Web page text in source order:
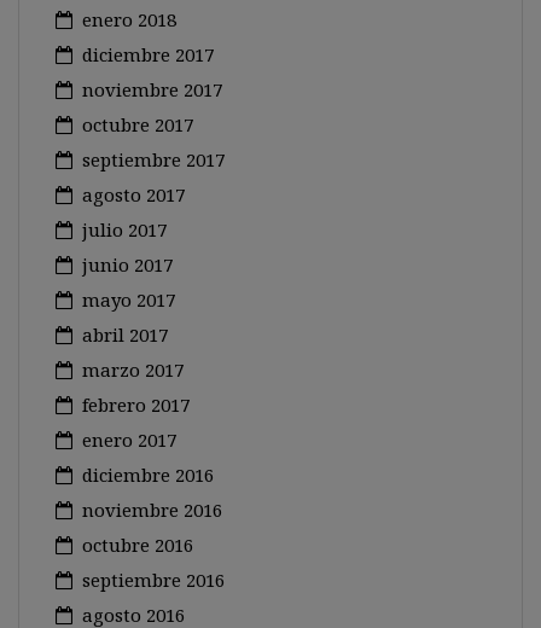
enero 2018
diciembre 2017
noviembre 2017
octubre 2017
septiembre 2017
agosto 2017
julio 2017
junio 2017
mayo 2017
abril 2017
marzo 2017
febrero 2017
enero 2017
diciembre 2016
noviembre 2016
octubre 2016
septiembre 2016
agosto 2016